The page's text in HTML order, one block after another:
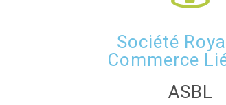
Société
Commerce
ASBL